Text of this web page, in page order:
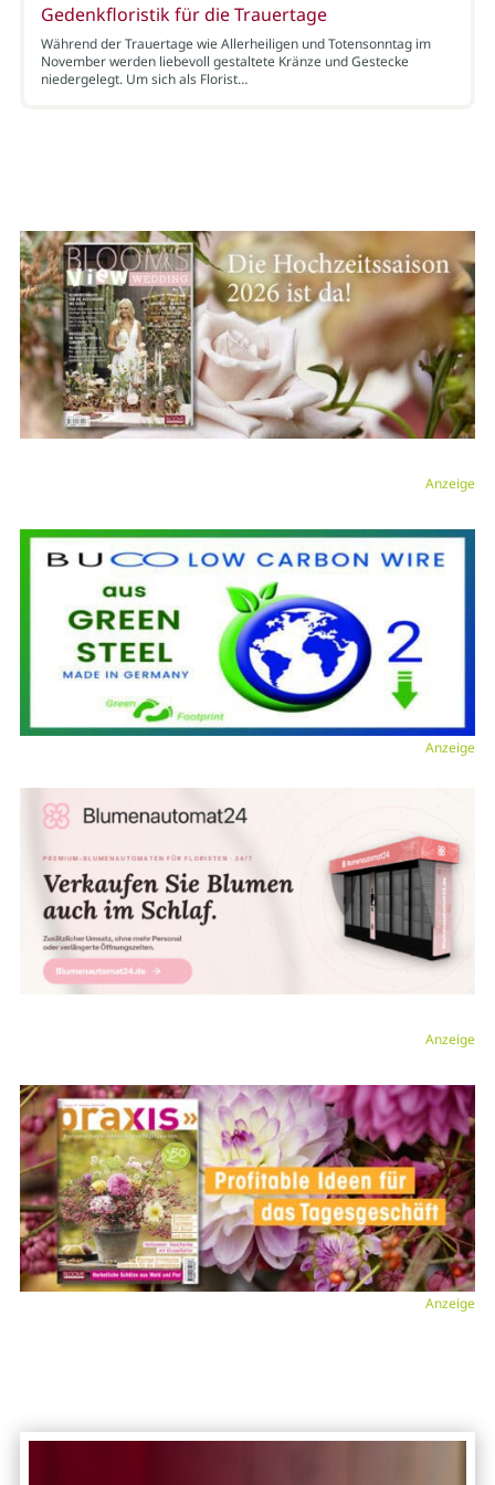
Gedenkfloristik für die Trauertage
Während der Trauertage wie Allerheiligen und Totensonntag im
November werden liebevoll gestaltete Kränze und Gestecke
niedergelegt. Um sich als Florist…
Anzeige
Anzeige
Anzeige
Anzeige